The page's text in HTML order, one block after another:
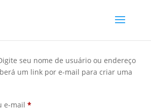
seu nome de usuário ou endereço
um link por e-mail para criar uma
e-mail *Obrigatório